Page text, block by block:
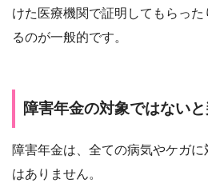
けた医療機関で証明してもらっ
るのが一般的です。
障害年金の対象ではない
障害年金は、全ての病気やケガ
はありません。